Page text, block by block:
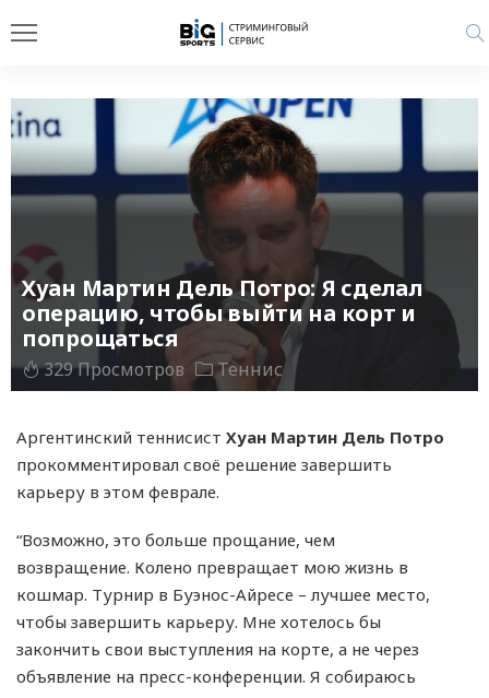
Хуан Мартин Дель Потро: Я сделал
операцию, чтобы выйти на корт и
попрощаться
329 Просмотров Теннис
Аргентинский теннисист Хуан Мартин Дель Потро
прокомментировал своё решение завершить
карьеру в этом феврале.
“Возможно, это больше прощание, чем
возвращение. Колено превращает мою жизнь в
кошмар. Турнир в Буэнос-Айресе – лучшее место,
чтобы завершить карьеру. Мне хотелось бы
закончить свои выступления на корте, а не через
объявление на пресс-конференции. Я собираюсь